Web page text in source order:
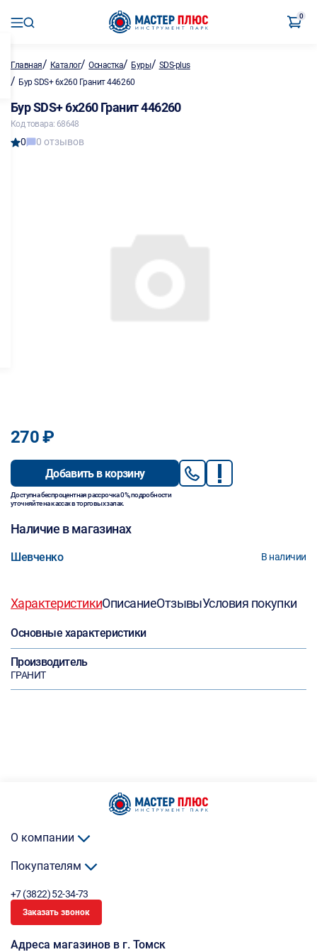
0
Главная/ Каталог/Оснастка/ Буры/ SDS-plus
/ Бур SDS+ 6х260 Гранит 446260
Бур SDS+ 6х260 Гранит 446260
Код товара: 68648
0 0 отзывов
270 ₽
Добавить в корзину
Доступна беспроцентная рассрочка 0%, подробности
уточняйте на кассах в торговых залах.
Наличие в магазинах
Шевченко В наличии
ХарактеристикиОписаниеОтзывыУсловия покупки
Основные характеристики
Производитель
ГРАНИТ
О компании
Покупателям
+7 (3822) 52-34-73
Заказать звонок
Адреса магазинов в г. Томск